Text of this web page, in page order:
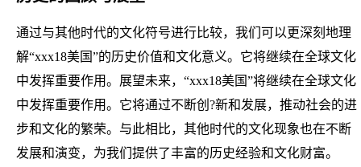
通过与其他时代的文化符号进行比较，我们可以更深刻地理
解“xxx18美国”的历史价值和文化意义。它将继续在全球文化
中发挥重要作用。展望未来，“xxx18美国”将继续在全球文化
中发挥重要作用。它将通过不断创?新和发展，推动社会的进
步和文化的繁荣。与此相比，其他时代的文化现象也在不断
发展和演变，为我们提供了丰富的历史经验和文化财富。